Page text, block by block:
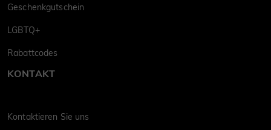
Geschenkgutschein
LGBTQ+
Rabattcodes
KONTAKT
Kontaktieren Sie uns